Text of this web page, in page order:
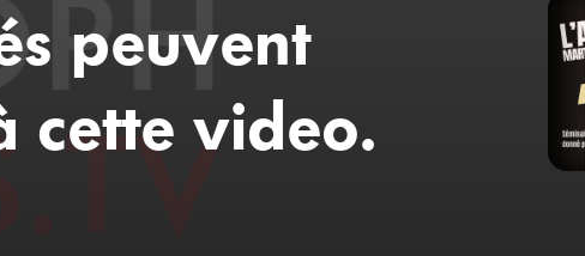
peuvent
cette video.